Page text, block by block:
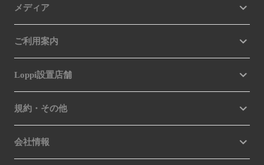
メディア
ご利用案内
Loppi設置店舗
規約・その他
会社情報